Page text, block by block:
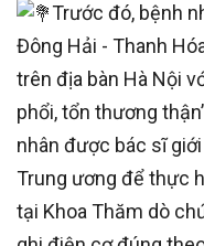
Trước đó, bệnh
Đông Hải - Thanh
trên địa bàn Hà Nội
phổi, tổn thương
nhân được bác sĩ
Trung ương để thực
tại Khoa Thăm dò